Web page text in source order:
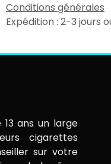
Conditions générales
Expédition : 2-3 jours
13 ans un large
cigarettes
sur votre